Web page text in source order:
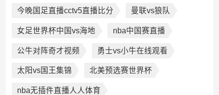
今晚国足直播cctv5直播比分 曼联vs狼队
女足世界杯中国vs海地 nba中国赛直播
公牛对阵奇才视频 勇士vs小牛在线观看
太阳vs国王集锦 北美预选赛世界杯
nba无插件直播人人体育